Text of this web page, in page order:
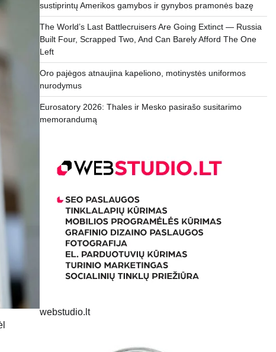
sustiprintų Amerikos gamybos ir gynybos pramonės bazę
The World’s Last Battlecruisers Are Going Extinct — Russia
Built Four, Scrapped Two, And Can Barely Afford The One
Left
Oro pajėgos atnaujina kapeliono, motinystės uniformos
nurodymus
Eurosatory 2026: Thales ir Mesko pasirašo susitarimo
memorandumą
webstudio.lt